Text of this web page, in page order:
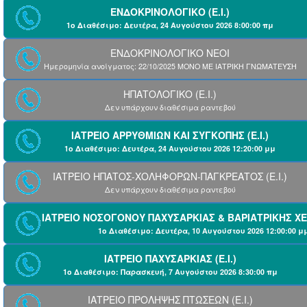
ΕΝΔΟΚΡΙΝΟΛΟΓΙΚΟ (Ε.Ι.)
1ο Διαθέσιμο: Δευτέρα, 24 Αυγούστου 2026 8:00:00 πμ
ΕΝΔΟΚΡΙΝΟΛΟΓΙΚΟ ΝΕΟΙ
Ημερομηνία ανοίγματος: 22/10/2025 ΜΟΝΟ ΜΕ ΙΑΤΡΙΚΗ ΓΝΩΜΑΤΕΥΣΗ
ΗΠΑΤΟΛΟΓΙΚΟ (Ε.Ι.)
Δεν υπάρχουν διαθέσιμα ραντεβού
ΙΑΤΡΕΙΟ ΑΡΡΥΘΜΙΩΝ ΚΑΙ ΣΥΓΚΟΠΗΣ (Ε.Ι.)
1ο Διαθέσιμο: Δευτέρα, 24 Αυγούστου 2026 12:20:00 μμ
ΙΑΤΡΕΙΟ ΗΠΑΤΟΣ-ΧΟΛΗΦΟΡΩΝ-ΠΑΓΚΡΕΑΤΟΣ (Ε.Ι.)
Δεν υπάρχουν διαθέσιμα ραντεβού
ΙΑΤΡΕΙΟ ΝΟΣΟΓΟΝΟΥ ΠΑΧΥΣΑΡΚΙΑΣ & ΒΑΡΙΑΤΡΙΚΗΣ
1ο Διαθέσιμο: Δευτέρα, 10 Αυγούστου 2026 12:00:00
ΙΑΤΡΕΙΟ ΠΑΧΥΣΑΡΚΙΑΣ (Ε.Ι.)
1ο Διαθέσιμο: Παρασκευή, 7 Αυγούστου 2026 8:30:00 πμ
ΙΑΤΡΕΙΟ ΠΡΟΛΗΨΗΣ ΠΤΩΣΕΩΝ (Ε.Ι.)